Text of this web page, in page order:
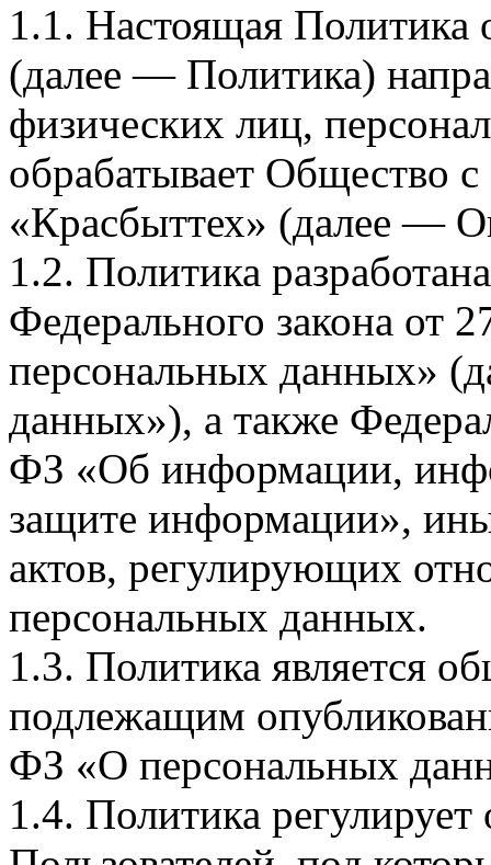
1.1. Настоящая Политика
(далее — Политика)
физических лиц,
обрабатывает Общество
«Красбыттех» (далее —
1.2. Политика
Федерального закона
персональных данных»
данных»), а также
ФЗ «Об информации,
защите информации»,
актов, регулирующих
персональных данных.
1.3. Политика является
подлежащим
ФЗ «О персональных
1.4. Политика